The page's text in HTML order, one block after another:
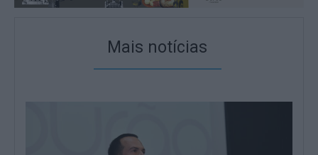
Mais notícias